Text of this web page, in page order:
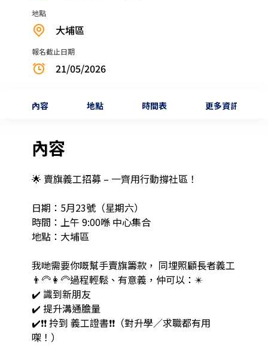
地點
大埔區
報名截止日期
21/05/2026
內容 地點 時間表 更多資訊
內容
🌟 賣旗義工招募 – 一齊用行動撐社區！
日期：5月23號（星期六）
時間：上午 9:00喺 中心集合
地點：大埔區
我哋需要你嘅幫手賣旗籌款， 同埋照顧長者義工
👨‍🦳👩‍🦳過程輕鬆、有意義，仲可以：✴️
✔️ 識到新朋友
✔️ 提升溝通膽量
✔️❗❗ 拎到 義工證書❗❗（對升學／求職都有用
㗎！）